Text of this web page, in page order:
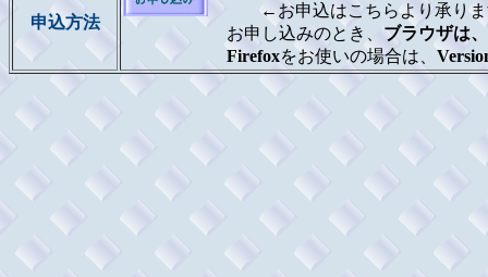
申込方法
←お申込はこちらより承り
お申し込みのとき、 ブラウザは
Firefoxをお使いの場合は、